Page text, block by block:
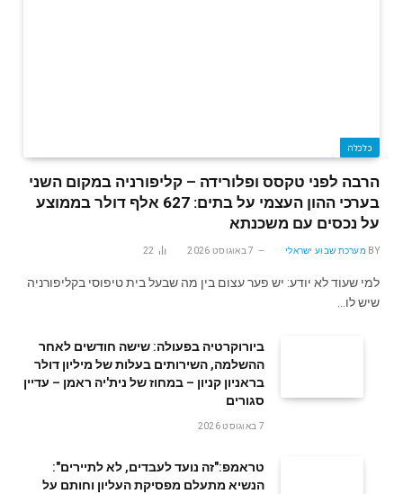
כלכלה
הרבה לפני טקסס ופלורידה – קליפורניה במקום השני
בערכי ההון העצמי על בתים: 627 אלף דולר בממוצע
על נכסים עם משכנתא
BY מערכת שבוע ישראלי 7 באוגוסט 2026 22
למי שעוד לא יודע: יש פער עצום בין מה שבעל בית טיפוסי בקליפורניה
שיש לו…
ביורוקרטיה בפעולה: שישה חודשים לאחר
ההשלמה, השירותים בעלות של מיליון דולר
בראניון קניון – במחוז של נית'יה ראמן – עדיין
סגורים
7 באוגוסט 2026
טראמפ:"זה נועד לעבדים, לא לתיירים":
הנשיא מתעלם מפסיקת העליון וחותם על